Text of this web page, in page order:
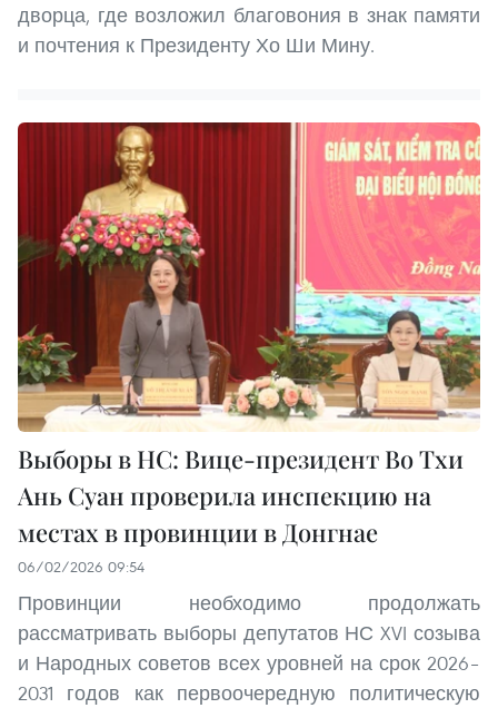
дворца, где возложил благовония в знак памяти
и почтения к Президенту Хо Ши Мину.
Выборы в НС: Вице-президент Во Тхи
Ань Суан проверила инспекцию на
местах в провинции в Донгнае
06/02/2026 09:54
Провинции необходимо продолжать
рассматривать выборы депутатов НС XVI созыва
и Народных советов всех уровней на срок 2026–
2031 годов как первоочередную политическую